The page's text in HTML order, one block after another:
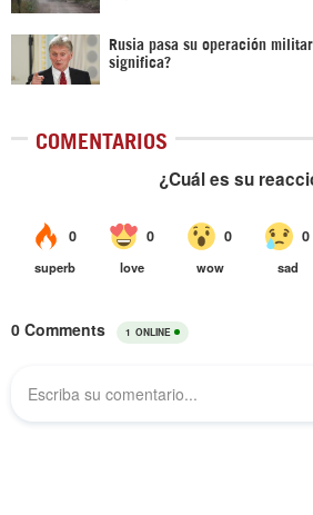
Rusia pasa su operación
significa?
COMENTARIOS